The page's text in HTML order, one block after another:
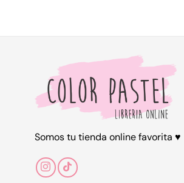
Somos tu tienda online favorita ♥